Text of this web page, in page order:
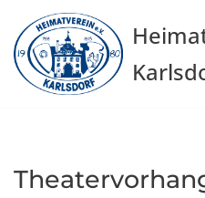
Zum
Inhalt
springen